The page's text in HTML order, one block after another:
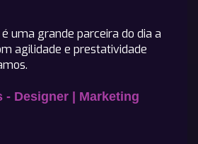
uma grande parceira do dia a
agilidade e prestatividade
- Designer | Marketing